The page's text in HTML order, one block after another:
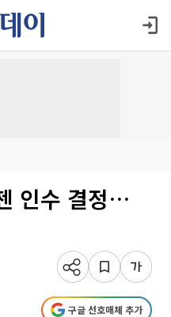
인수 결정…
구글 선호매체 추가